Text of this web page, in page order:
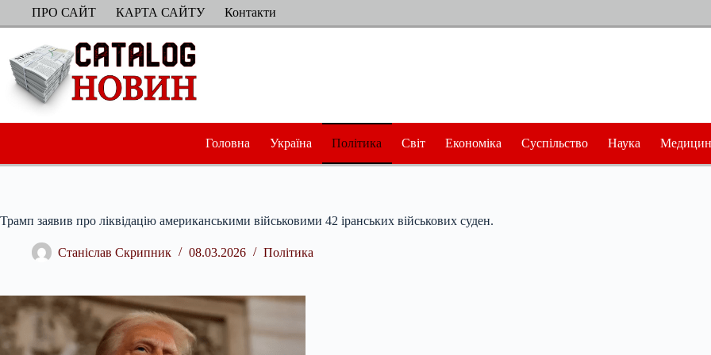
ПерейтиПРО САЙТ КАРТА САЙТУ Контакти
Головна Україна Політика Світ Економіка Суспільство Наука
Трамп заявив про ліквідацію американськими військовими 42 іранських військових суден.
Станіслав Скрипник 08.03.2026 Політика